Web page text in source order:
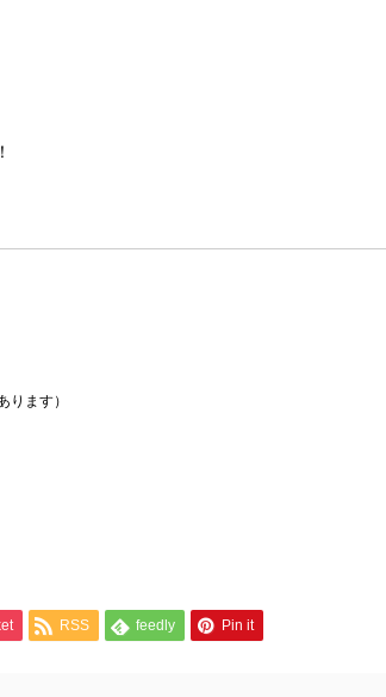
ります）
RSS feedly Pin it